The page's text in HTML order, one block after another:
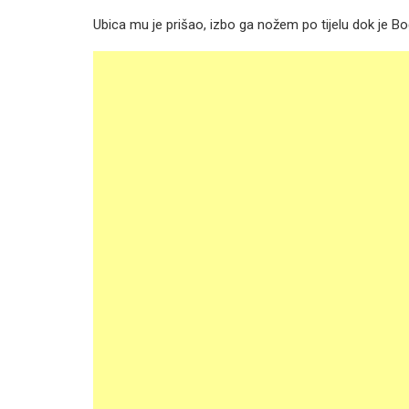
Ubica mu je prišao, izbo ga nožem po tijelu dok je